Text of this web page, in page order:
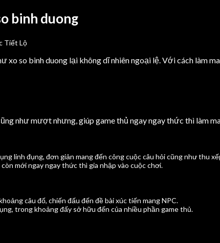
binh duong
so binh duong lại không dĩ nhiên ngoại lệ. Với cách làm
như mượt nhưng, giúp game thủ ngay ngay thức thì làm
linh đụng, đơn giản mang đến công cuộc câu hỏi cũng như thu
mới ngay ngay thức thì gia nhập vào cuộc chơi.
câu đố, chiến đấu đến đề bài xúc tiến mang NPC.
trong khoảng đấy sở hữu đến của nhiều phần game thủ.